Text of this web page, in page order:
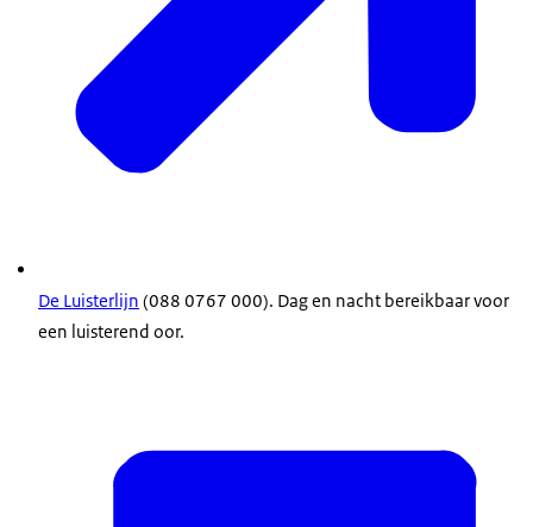
De Luisterlijn (088 0767 000). Dag en nacht bereikbaar voor
een luisterend oor.